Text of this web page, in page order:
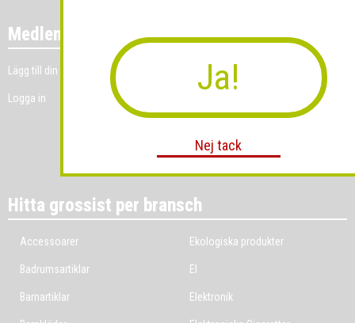
Medlemmar
Lägg till din grossistverksamhet
Logga in
Hitta grossist per bransch
Accessoarer
Badrumsartiklar
Barnartiklar
Ekologiska produkter
El
Elektronik
Ja!
Nej tack